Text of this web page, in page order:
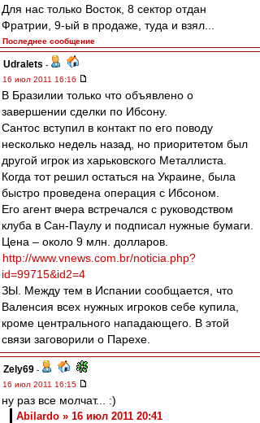
Для нас только Восток, 8 сектор отдан
Фратрии, 9-ый в продаже, туда и взял...
Последнее сообщение
Udralets -
16 июл 2011 16:16
В Бразилии только что объявлено о
завершении сделки по Ибсону.
Сантос вступил в контакт по его поводу
несколько недель назад, но приоритетом был
другой игрок из харьковского Металлиста.
Когда тот решил остаться на Украине, была
быстро проведена операция с Ибсоном.
Его агент вчера встречался с руководством
клуба в Сан-Паулу и подписал нужные бумаги.
Цена – около 9 млн. долларов.
http://www.vnews.com.br/noticia.php?
id=99715&id2=4
ЗЫ. Между тем в Испании сообщается, что
Валенсия всех нужных игроков себе купила,
кроме центрального нападающего. В этой
связи заговорили о Парехе.
Zely69 -
16 июл 2011 16:15
ну раз все молчат... :)
Abilardo » 16 июл 2011 20:41